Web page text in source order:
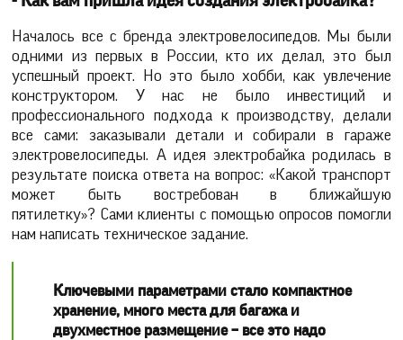
Началось все с бренда электровелосипедов. Мы были
одними из первых в России, кто их делал, это был
успешный проект. Но это было хобби, как увлечение
конструктором. У нас не было инвестиций и
профессионального подхода к производству, делали
все сами: заказывали детали и собирали в гараже
электровелосипеды. А идея электробайка родилась в
результате поиска ответа на вопрос: «Какой транспорт
может быть востребован в ближайшую
пятилетку»? Сами клиенты с помощью опросов помогли
нам написать техническое задание.
Ключевыми параметрами стало компактное
хранение, много места для багажа и
двухместное размещение – все это надо